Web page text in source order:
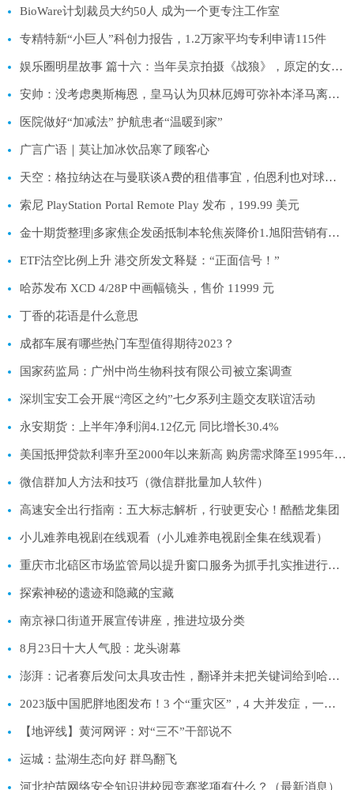
BioWare计划裁员大约50人 成为一个更专注工作室
专精特新“小巨人”科创力报告，1.2万家平均专利申请115件
娱乐圈明星故事 篇十六：当年吴京拍摄《战狼》，原定的女主狮子大开口，不加价不会进组
安帅：没考虑奥斯梅恩，皇马认为贝林厄姆可弥补本泽马离队损失
医院做好“加减法” 护航患者“温暖到家”
广言广语｜莫让加冰饮品寒了顾客心
天空：格拉纳达在与曼联谈A费的租借事宜，伯恩利也对球员有意
索尼 PlayStation Portal Remote Play 发布，199.99 美元
金十期货整理|多家焦企发函抵制本轮焦炭降价1.旭阳营销有限公司：考虑到当前焦炭供应仍然偏紧，催货现象明显。同时，近期煤矿事故频发，煤炭供应紧张，价格仍处于高位。为保障各户焦炭的稳定供应和产品品质，经公司研究决定不同意焦炭此轮降价。2.山西梗阳新能源有限公司销售分公司
ETF沽空比例上升 港交所发文释疑：“正面信号！”
哈苏发布 XCD 4/28P 中画幅镜头，售价 11999 元
丁香的花语是什么意思
成都车展有哪些热门车型值得期待2023？
国家药监局：广州中尚生物科技有限公司被立案调查
深圳宝安工会开展“湾区之约”七夕系列主题交友联谊活动
永安期货：上半年净利润4.12亿元 同比增长30.4%
美国抵押贷款利率升至2000年以来新高 购房需求降至1995年以来新低
微信群加人方法和技巧（微信群批量加人软件）
高速安全出行指南：五大标志解析，行驶更安心！酷酷龙集团
小儿难养电视剧在线观看（小儿难养电视剧全集在线观看）
重庆市北碚区市场监管局以提升窗口服务为抓手扎实推进行风建设
探索神秘的遗迹和隐藏的宝藏
南京禄口街道开展宣传讲座，推进垃圾分类
8月23日十大人气股：龙头谢幕
澎湃：记者赛后发问太具攻击性，翻译并未把关键词给到哈维尔
2023版中国肥胖地图发布！3 个“重灾区”，4 大并发症，一次揭秘！（悄悄告诉你，这篇文章特别好）
【地评线】黄河网评：对“三不”干部说不
运城：盐湖生态向好 群鸟翻飞
河北护苗网络安全知识进校园竞赛奖项有什么？（最新消息）